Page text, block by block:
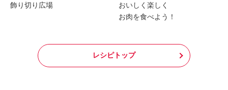
飾り切り広場
おいしく楽しく
お肉を食べよう！
レシピトップ